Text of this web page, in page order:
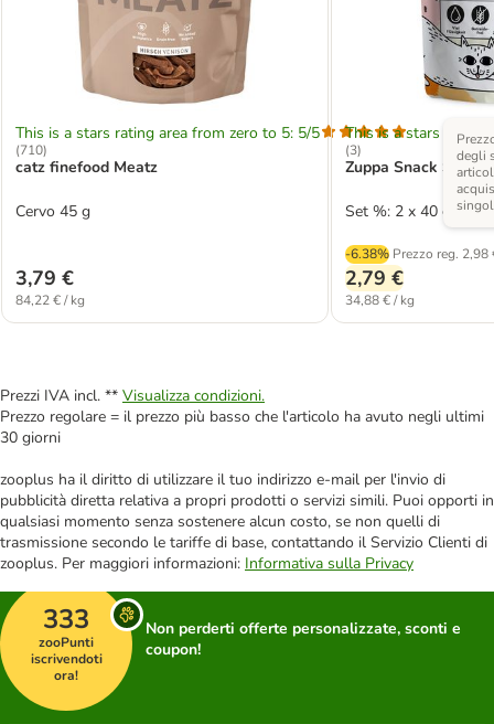
This is a stars rating area from zero to 5: 5/5
(710)
catz finefood Meatz
Cervo 45 g
3,79 €
84,22 € / kg
This is a stars rating
(3)
Zuppa Snack
Set %: 2 x 40 g
-6.38% Prezzo reg. 2,98
degli
2,79 €
34,88 € / kg
Prezzi IVA incl. ** Visualizza condizioni.
Prezzo regolare = il prezzo più basso che l'articolo ha avuto negli ultimi
30 giorni
zooplus ha il diritto di utilizzare il tuo indirizzo e-mail per l'invio di
pubblicità diretta relativa a propri prodotti o servizi simili. Puoi opporti in
qualsiasi momento senza sostenere alcun costo, se non quelli di
trasmissione secondo le tariffe di base, contattando il Servizio Clienti di
zooplus. Per maggiori informazioni: Informativa sulla Privacy
333
zooPunti
iscrivendoti
ora!
Non perderti offerte personalizzate, sconti e
coupon!